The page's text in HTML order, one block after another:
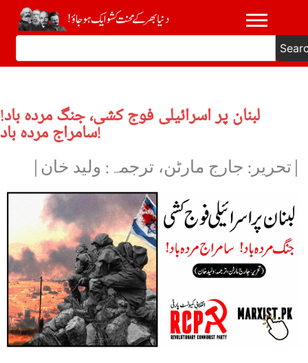
لبنان پر اسرائیلی فوج کشی، جنگ مردہ باد!
سامراج مردہ باد!
|تحریر: جارج مارٹن، ترجمہ: ولید خان|